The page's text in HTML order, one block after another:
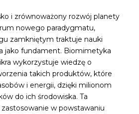
i zrównoważony rozwój planety
nowego paradygmatu,
zamkniętym traktuje nauki
jako fundament. Biomimetyka
wykorzystuje wiedzę o
takich produktów, które
i energii, dzięki milionom
do ich środowiska. Ta
zastosowanie w powstawaniu